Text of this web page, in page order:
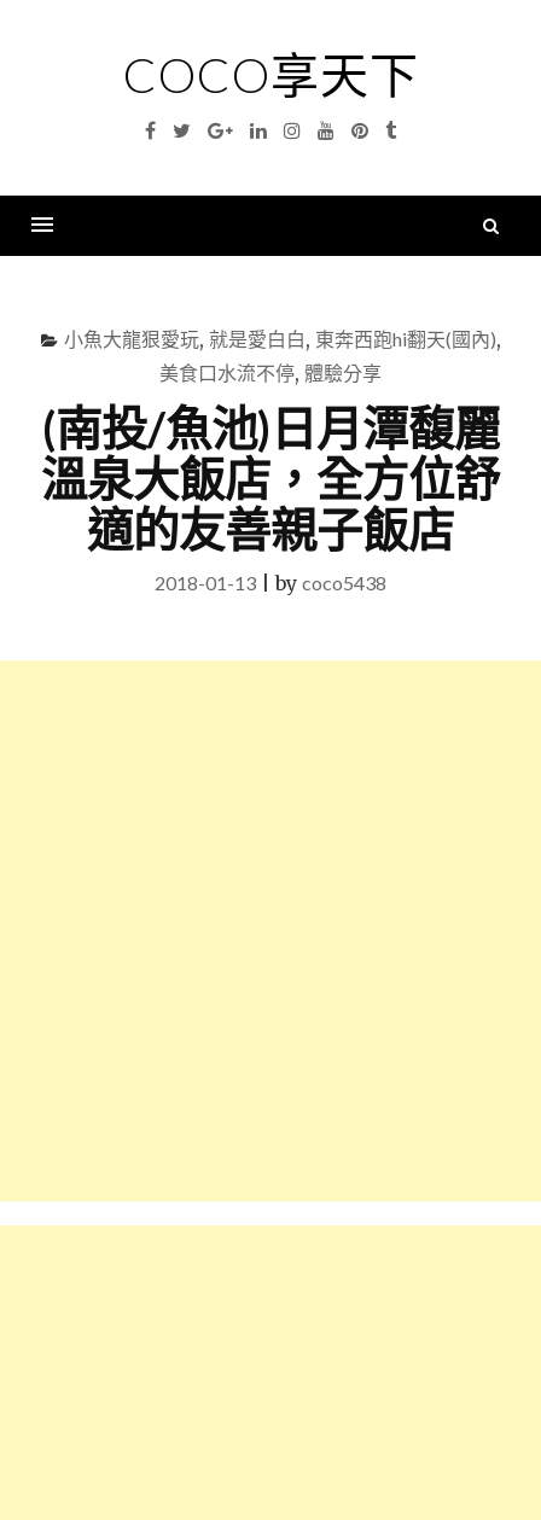
COCO享天下
Facebook
TwitterGoogleLinkedinInstagramYouTubePinterest
Tumblr
小魚大龍狠愛玩, 就是愛白白, 東奔西跑hi翻天(國內),
美食口水流不停, 體驗分享
(南投/魚池)日月潭馥麗
溫泉大飯店，全方位舒
適的友善親子飯店
2018-01-13 |by coco5438